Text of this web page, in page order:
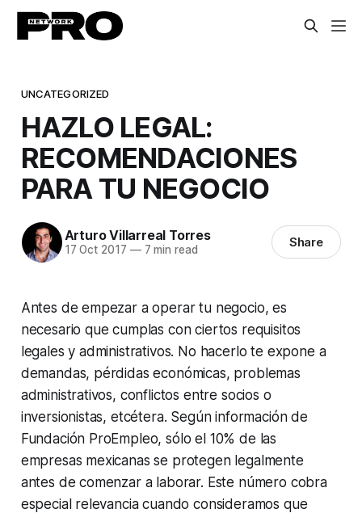
UNCATEGORIZED
HAZLO LEGAL:
RECOMENDACIONES
PARA TU NEGOCIO
Arturo Villarreal Torres
17 Oct 2017 —7 min read Share
Antes de empezar a operar tu negocio, es
necesario que cumplas con ciertos requisitos
legales y administrativos. No hacerlo te expone a
demandas, pérdidas económicas, problemas
administrativos, conflictos entre socios o
inversionistas, etcétera. Según información de
Fundación ProEmpleo, sólo el 10% de las
empresas mexicanas se protegen legalmente
antes de comenzar a laborar. Este número cobra
especial relevancia cuando consideramos que